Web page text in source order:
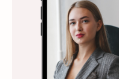
Ảnh nền sinh nhật
Animal Ankle boots
Antibodies against Covid-19